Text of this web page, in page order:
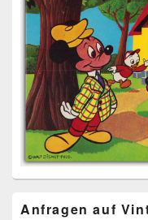
Anfragen auf